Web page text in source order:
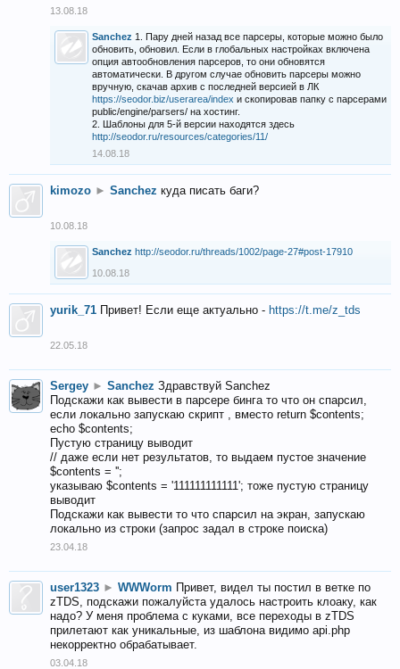
13.08.18
Sanchez 1. Пару дней назад все парсеры, которые можно было
обновить, обновил. Если в глобальных настройках включена
опция автообновления парсеров, то они обновятся
автоматически. В другом случае обновить парсеры можно
вручную, скачав архив с последней версией в ЛК
https://seodor.biz/userarea/index и скопировав папку с парсерами
public/engine/parsers/ на хостинг.
2. Шаблоны для 5-й версии находятся здесь
http://seodor.ru/resources/categories/11/
14.08.18
kimozo ► Sanchez куда писать баги?
10.08.18
Sanchez http://seodor.ru/threads/1002/page-27#post-17910
10.08.18
yurik_71 Привет! Если еще актуально - https://t.me/z_tds
22.05.18
Sergey ► Sanchez Здравствуй Sanchez
Подскажи как вывести в парсере бинга то что он спарсил,
если локально запускаю скрипт , вместо return $contents;
echo $contents;
Пустую страницу выводит
// даже если нет результатов, то выдаем пустое значение
$contents = '';
указываю $contents = '111111111111'; тоже пустую страницу
выводит
Подскажи как вывести то что спарсил на экран, запускаю
локально из строки (запрос задал в строке поиска)
23.04.18
user1323 ► WWWorm Привет, видел ты постил в ветке по
zTDS, подскажи пожалуйста удалось настроить клоаку, как
надо? У меня проблема с куками, все переходы в zTDS
прилетают как уникальные, из шаблона видимо api.php
некорректно обрабатывает.
03.04.18